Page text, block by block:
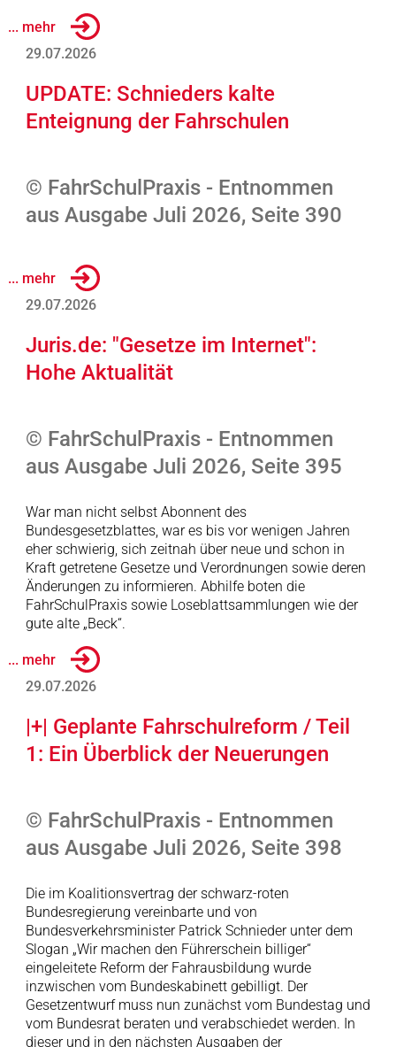
... mehr
29.07.2026
UPDATE: Schnieders kalte
Enteignung der Fahrschulen
© FahrSchulPraxis - Entnommen
aus Ausgabe Juli 2026, Seite 390
... mehr
29.07.2026
Juris.de: "Gesetze im Internet":
Hohe Aktualität
© FahrSchulPraxis - Entnommen
aus Ausgabe Juli 2026, Seite 395
War man nicht selbst Abonnent des
Bundesgesetzblattes, war es bis vor wenigen Jahren
eher schwierig, sich zeitnah über neue und schon in
Kraft getretene Gesetze und Verordnungen sowie deren
Änderungen zu informieren. Abhilfe boten die
FahrSchulPraxis sowie Loseblattsammlungen wie der
gute alte „Beck“.
... mehr
29.07.2026
|+| Geplante Fahrschulreform / Teil
1: Ein Überblick der Neuerungen
© FahrSchulPraxis - Entnommen
aus Ausgabe Juli 2026, Seite 398
Die im Koalitionsvertrag der schwarz-roten
Bundesregierung vereinbarte und von
Bundesverkehrsminister Patrick Schnieder unter dem
Slogan „Wir machen den Führerschein billiger“
eingeleitete Reform der Fahrausbildung wurde
inzwischen vom Bundeskabinett gebilligt. Der
Gesetzentwurf muss nun zunächst vom Bundestag und
vom Bundesrat beraten und verabschiedet werden. In
dieser und in den nächsten Ausgaben der